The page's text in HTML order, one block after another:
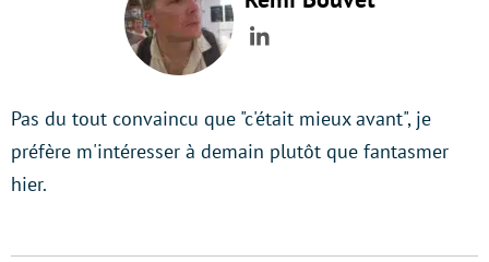
LinkedIn
Pas du tout convaincu que "c'était mieux avant", je
préfère m'intéresser à demain plutôt que fantasmer
hier.